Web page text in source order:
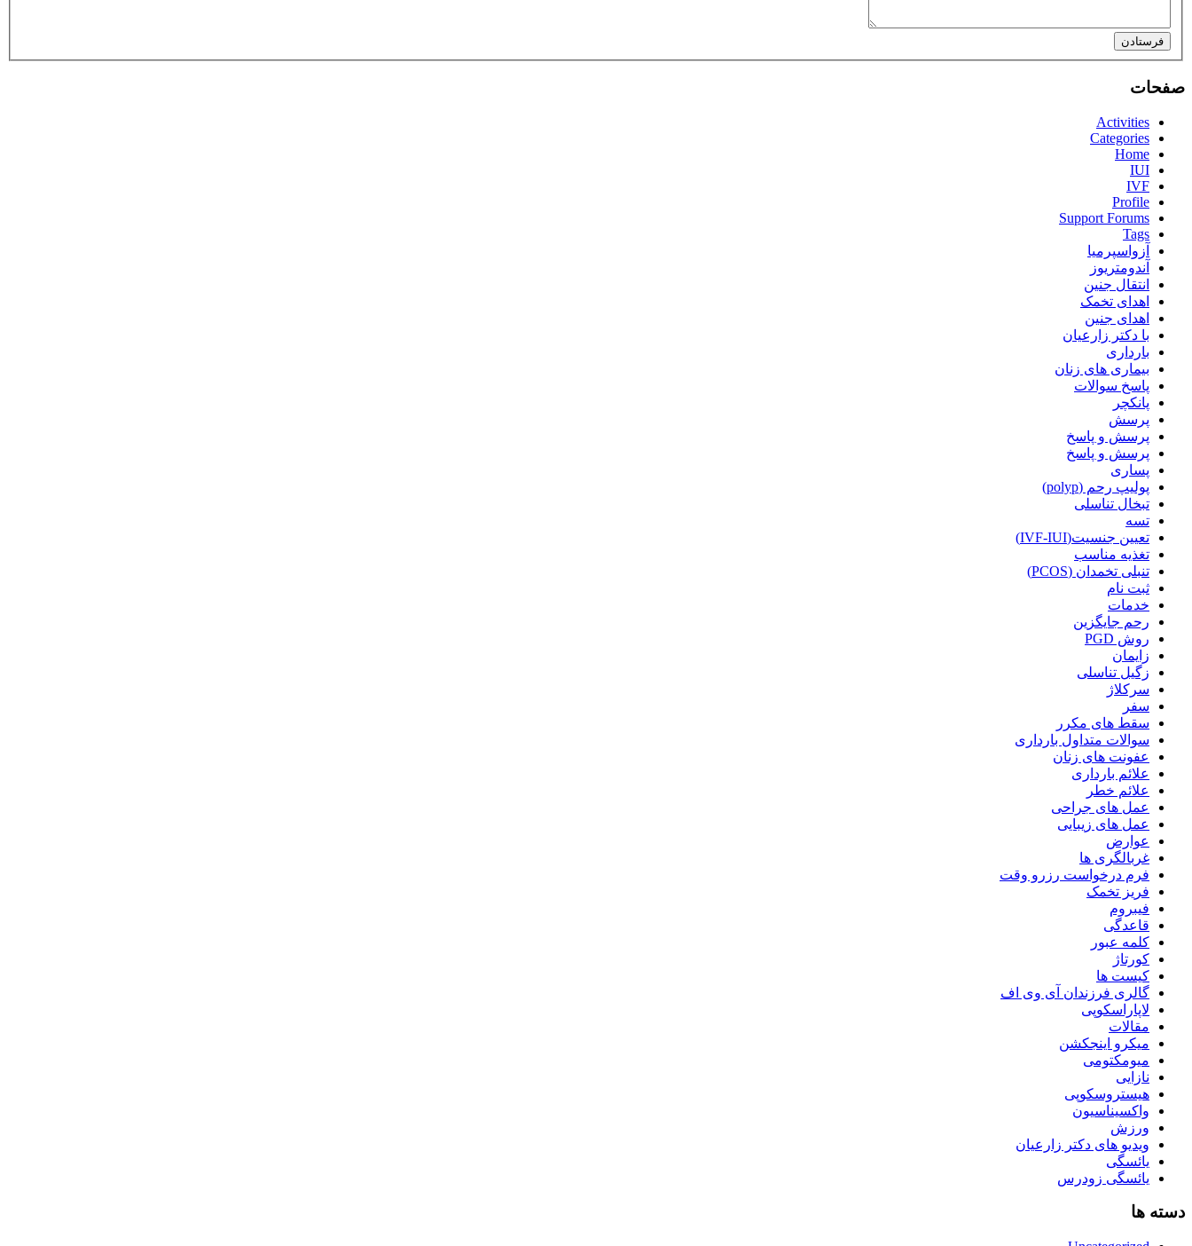
فرستادن
صفحات
Activities
Categories
Home
IUI
IVF
Profile
Support Forums
Tags
آزواسپرمیا
آندومتریوز
انتقال جنین
اهدای تخمک
اهدای جنین
با دکتر زارعیان
بارداری
بیماری های زنان
پاسخ سوالات
پانکچر
پرسش
پرسش و پاسخ
پرسش و پاسخ
پساری
پولیپ رحم (polyp)
تبخال تناسلی
تسه
تعیین جنسیت(IVF-IUI)
تغذیه مناسب
تنبلی تخمدان (PCOS)
ثبت نام
خدمات
رحم جایگزین
روش PGD
زایمان
زگیل تناسلی
سرکلاژ
سفر
سقط های مکرر
سوالات متداول بارداری
عفونت های زنان
علائم بارداری
علائم خطر
عمل های جراحی
عمل های زیبایی
عوارض
غربالگری ها
فرم درخواست رزرو وقت
فریز تخمک
فیبروم
قاعدگی
کلمه عبور
کورتاژ
کیست ها
گالری فرزندان آی وی اف
لاپاراسکوپی
مقالات
میکرو اینجکشن
میومکتومی
نازایی
هیستروسکوپی
واکسیناسیون
ورزش
ویدیو های دکتر زارعیان
یائسگی
یائسگی زودرس
دسته ها